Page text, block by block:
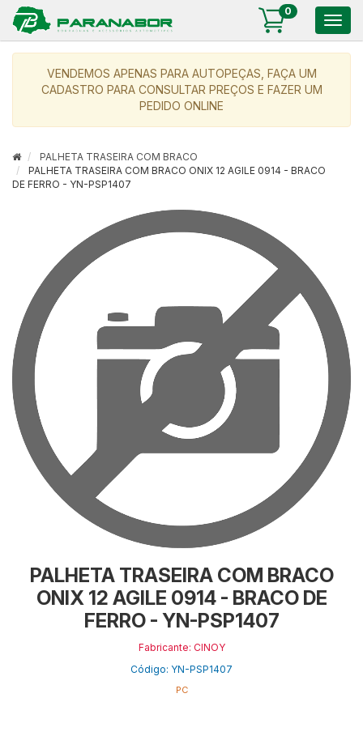
0
VENDEMOS APENAS PARA AUTOPEÇAS, FAÇA UM
CADASTRO PARA CONSULTAR PREÇOS E FAZER UM
PEDIDO ONLINE
PALHETA TRASEIRA COM BRACO
PALHETA TRASEIRA COM BRACO ONIX 12 AGILE 0914 - BRACO
DE FERRO - YN-PSP1407
PALHETA TRASEIRA COM BRACO
ONIX 12 AGILE 0914 - BRACO DE
FERRO - YN-PSP1407
Fabricante: CINOY
Código: YN-PSP1407
PC